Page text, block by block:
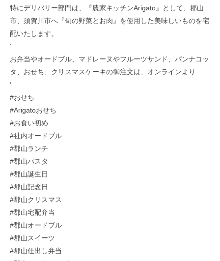
特にデリバリー部門は、『農家キッチンArigato』として、郡山
市、須賀川市へ『旬の野菜とお肉』を使用した美味しいものを宅
配いたします。
‘
お弁当やオードブル、マドレーヌやフルーツサンド、パンナコッ
タ、おせち、クリスマスケーキの御注文は、オンラインより
‘
#おせち
#Arigatoおせち
#お食い初め
#社内オードブル
#郡山ランチ
#郡山パスタ
#郡山誕生日
#郡山記念日
#郡山クリスマス
#郡山宅配弁当
#郡山オードブル
#郡山スイーツ
#郡山仕出し弁当